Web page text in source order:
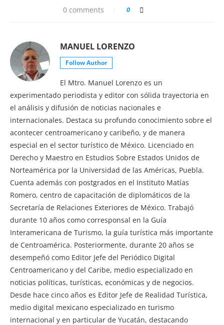
0 comments 0
MANUEL LORENZO
Follow Author
El Mtro. Manuel Lorenzo es un
experimentado periodista y editor con sólida trayectoria en
el análisis y difusión de noticias nacionales e
internacionales. Destaca su profundo conocimiento sobre el
acontecer centroamericano y caribeño, y de manera
especial en el sector turístico de México. Licenciado en
Derecho y Maestro en Estudios Sobre Estados Unidos de
Norteamérica por la Universidad de las Américas, Puebla.
Cuenta además con postgrados en el Instituto Matías
Romero, centro de capacitación de diplomáticos de la
Secretaría de Relaciones Exteriores de México. Trabajó
durante 10 años como corresponsal en la Guía
Interamericana de Turismo, la guía turística más importante
de Centroamérica. Posteriormente, durante 20 años se
desempeñó como Editor Jefe del Periódico Digital
Centroamericano y del Caribe, medio especializado en
noticias políticas, turísticas, económicas y de negocios.
Desde hace cinco años es Editor Jefe de Realidad Turística,
medio digital mexicano especializado en turismo
internacional y en particular de Yucatán, destacando